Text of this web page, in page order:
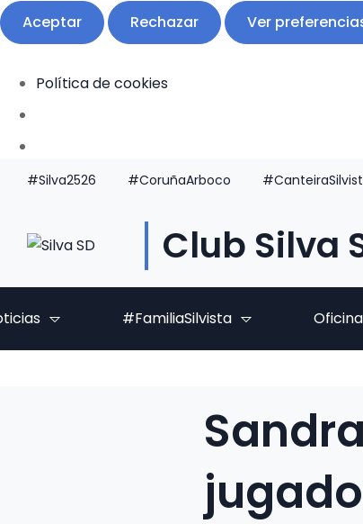
Aceptar
Rechazar Ver
Política de cookies
#Silva2526 #CoruñaArboco
Club Silva
#FamiliaSilvista